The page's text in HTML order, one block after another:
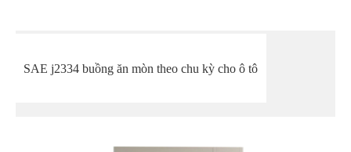
SAE j2334 buồng ăn mòn theo chu kỳ cho ô tô